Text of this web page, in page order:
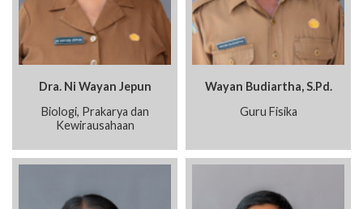
Dra. Ni Wayan Jepun
Biologi, Prakarya dan
Kewirausahaan
Wayan Budiartha, S.Pd.
Guru Fisika